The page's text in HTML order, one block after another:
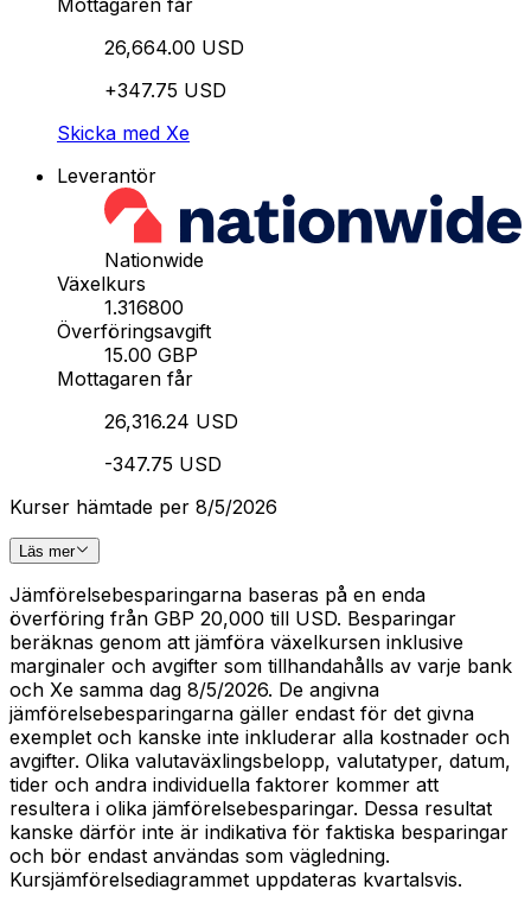
Mottagaren får
26,664.00 USD
+347.75 USD
Skicka med Xe
Leverantör
Nationwide
Växelkurs
1.316800
Överföringsavgift
15.00 GBP
Mottagaren får
26,316.24 USD
-347.75 USD
Kurser hämtade per 8/5/2026
Läs mer
Jämförelsebesparingarna baseras på en enda
överföring från GBP 20,000 till USD. Besparingar
beräknas genom att jämföra växelkursen inklusive
marginaler och avgifter som tillhandahålls av varje bank
och Xe samma dag 8/5/2026. De angivna
jämförelsebesparingarna gäller endast för det givna
exemplet och kanske inte inkluderar alla kostnader och
avgifter. Olika valutaväxlingsbelopp, valutatyper, datum,
tider och andra individuella faktorer kommer att
resultera i olika jämförelsebesparingar. Dessa resultat
kanske därför inte är indikativa för faktiska besparingar
och bör endast användas som vägledning.
Kursjämförelsediagrammet uppdateras kvartalsvis.